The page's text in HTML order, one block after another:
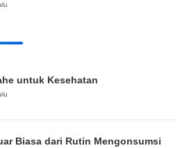
untuk Kesehatan
Biasa dari Rutin Mengonsumsi